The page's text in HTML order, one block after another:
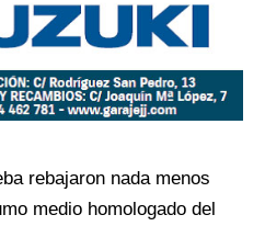
rebajaron nada menos
medio homologado del